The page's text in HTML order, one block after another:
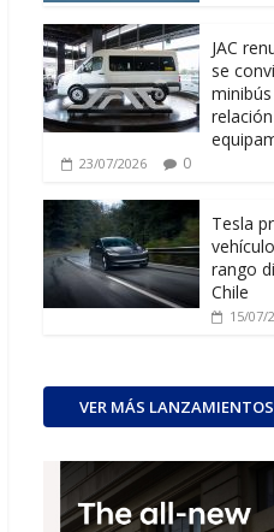
JAC
se
23/07/2026 0
Tesla
rango
Chile
15/07/
VER MÁS